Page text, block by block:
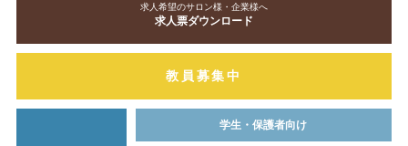
求人希望のサロン様・企業様へ
求人票ダウンロード
教員募集中
学生・保護者向け